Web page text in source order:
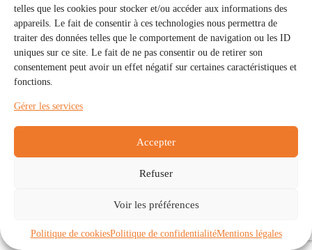
telles que les cookies pour stocker et/ou accéder aux informations des
appareils. Le fait de consentir à ces technologies nous permettra de
traiter des données telles que le comportement de navigation ou les ID
uniques sur ce site. Le fait de ne pas consentir ou de retirer son
consentement peut avoir un effet négatif sur certaines caractéristiques et
fonctions.
Gérer les services
Accepter
Refuser
Voir les préférences
Politique de cookiesPolitique de confidentialitéMentions légales
Communautés
À propos
Politique de cookies (UE)